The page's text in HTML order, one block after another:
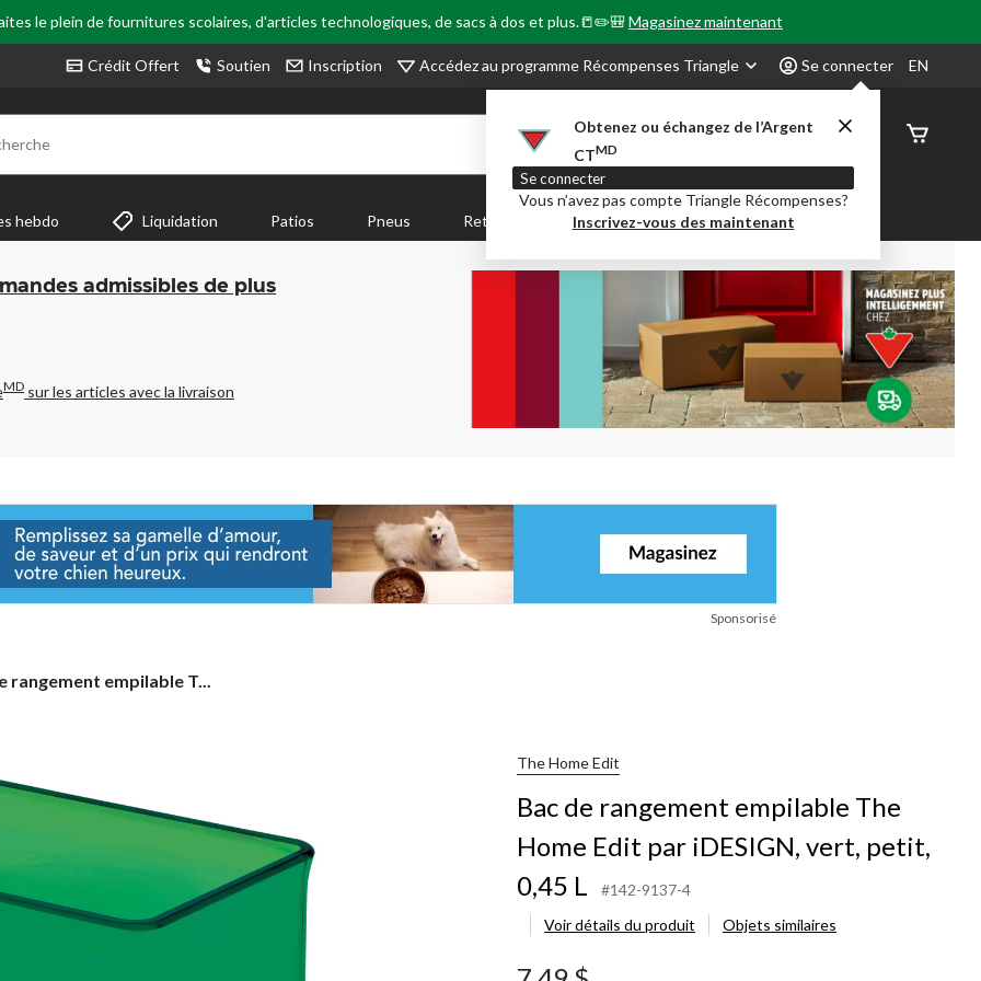
le plein de fournitures scolaires, d'articles technologiques, de sacs à dos et plus.📒✏️🎒Magasinez maintenant
Crédit Offert Soutien Inscription Accédez au programme Récompenses Triangle Se connecter
Obtenez ou échangez de l’Argent
CTMD
Se connecter
Vous n’avez pas compte Triangle Récompenses?
Inscrivez-vous des maintenant
EN
État de
hebdo Liquidation Patios Pneus Retour en Classe Party City Centre-auto
admissibles de plus
MD sur les articles avec la livraison
Sponsorisé
rangement empilable T...
The Home Edit
Bac de rangement empilable The
Home Edit par iDESIGN, vert, petit,
0,45 L
#142-9137-4
Voir détails du produit
Objets similaires